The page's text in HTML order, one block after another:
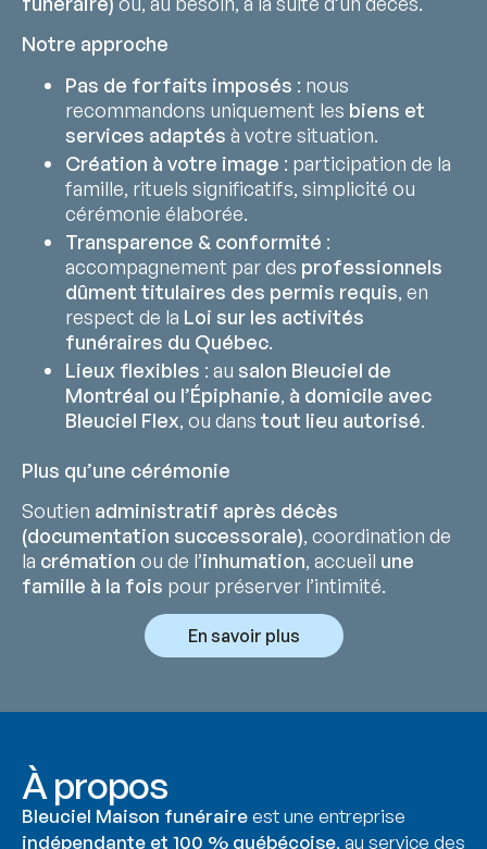
Notre approche
Pas de forfaits imposés : nous
recommandons uniquement les biens et
services adaptés à votre situation.
Création à votre image : participation de la
famille, rituels significatifs, simplicité ou
cérémonie élaborée.
Transparence & conformité :
accompagnement par des professionnels
dûment titulaires des permis requis, en
respect de la Loi sur les activités
funéraires du Québec.
Lieux flexibles : au salon Bleuciel de
Montréal ou l’Épiphanie, à domicile avec
Bleuciel Flex, ou dans tout lieu autorisé.
Plus qu’une cérémonie
Soutien administratif après décès
(documentation successorale), coordination de
la crémation ou de l’inhumation, accueil une
famille à la fois pour préserver l’intimité.
En savoir plus
À propos
Bleuciel Maison funéraireest une entreprise
indépendante et 100 % québécoise, au service des